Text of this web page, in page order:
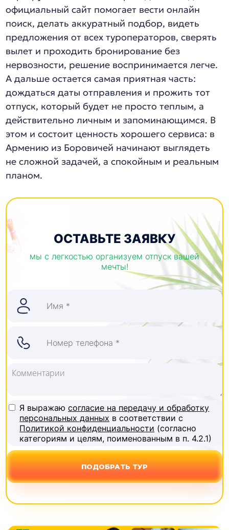
официальный сайт помогает вести онлайн
поиск, делать аккуратный подбор, видеть
предложения от всех туроператоров, сверять
вылет и проходить бронирование без
нервозности, решение воспринимается легче.
А дальше остается самая приятная часть:
дождаться даты отправления и прожить тот
отпуск, который будет не просто теплым, а
действительно личным и запоминающимся. В
этом и состоит ценность хорошего сервиса: в
Армению из Боровичей начинают выглядеть
не сложной задачей, а спокойным и реальным
планом.
ОСТАВЬТЕ ЗАЯВКУ
мы с легкостью организуем отпуск вашей
мечты!
Я выражаюсогласие на передачу и обработку
персональных данных в соответствии с
Политикой конфиденциальности (согласно
категориям и целям, поименованным в п. 4.2.1)
ПОДОБРАТЬ ТУР